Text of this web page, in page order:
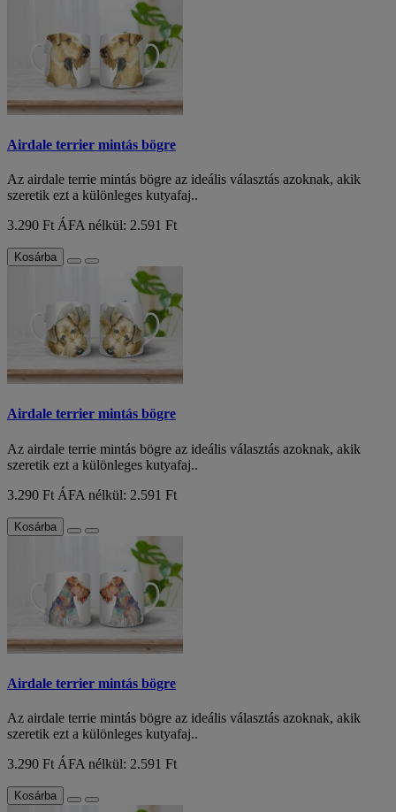
Airdale terrier mintás bögre
Az airdale terrie mintás bögre az ideális választás azoknak, akik
szeretik ezt a különleges kutyafaj..
3.290 Ft ÁFA nélkül: 2.591 Ft
Kosárba
Airdale terrier mintás bögre
Az airdale terrie mintás bögre az ideális választás azoknak, akik
szeretik ezt a különleges kutyafaj..
3.290 Ft ÁFA nélkül: 2.591 Ft
Kosárba
Airdale terrier mintás bögre
Az airdale terrie mintás bögre az ideális választás azoknak, akik
szeretik ezt a különleges kutyafaj..
3.290 Ft ÁFA nélkül: 2.591 Ft
Kosárba